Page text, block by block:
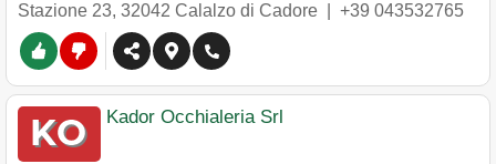
Stazione 23, 32042 Calalzo di Cadore +39 043532765
Kador Occhialeria Srl